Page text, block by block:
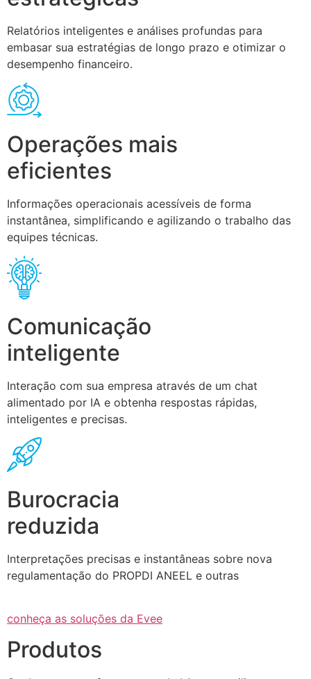
Relatórios inteligentes e análises profundas para
embasar sua estratégias de longo prazo e otimizar o
desempenho financeiro.
Operações mais
eficientes
Informações operacionais acessíveis de forma
instantânea, simplificando e agilizando o trabalho das
equipes técnicas.
Comunicação
inteligente
Interação com sua empresa através de um chat
alimentado por IA e obtenha respostas rápidas,
inteligentes e precisas.
Burocracia
reduzida
Interpretações precisas e instantâneas sobre nova
regulamentação do PROPDI ANEEL e outras
conheça as soluções da Evee
Produtos